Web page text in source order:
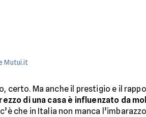
Mutui.it
certo. Ma anche il prestigio e il
di una casa è influenzato da
che in Italia non manca